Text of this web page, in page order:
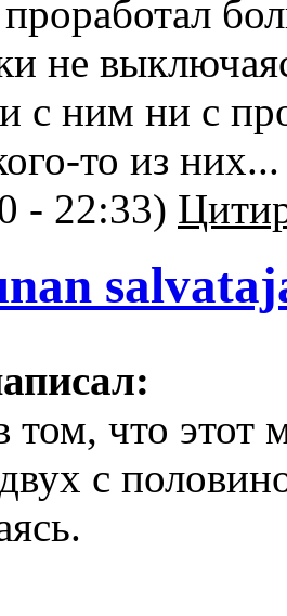
не
с ним ни с
то из них...
- 22:33)
что этот
с